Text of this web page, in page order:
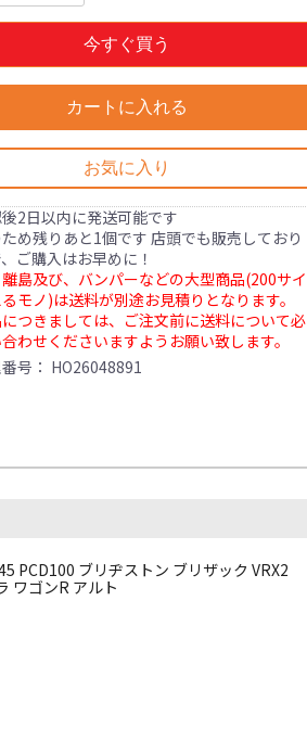
今すぐ買う
カートに入れる
お気に入り
2日以内に発送可能です
め残りあと1個です 店頭でも販売しており
ご購入はお早めに！
島及び、バンパーなどの大型商品(200サイ
モノ)は送料が別途お見積りとなります。
つきましては、ご注文前に送料について必
わせくださいますようお願い致します。
号： HO26048891
PCD100 ブリヂストン ブリザック VRX2
ワゴンR アルト